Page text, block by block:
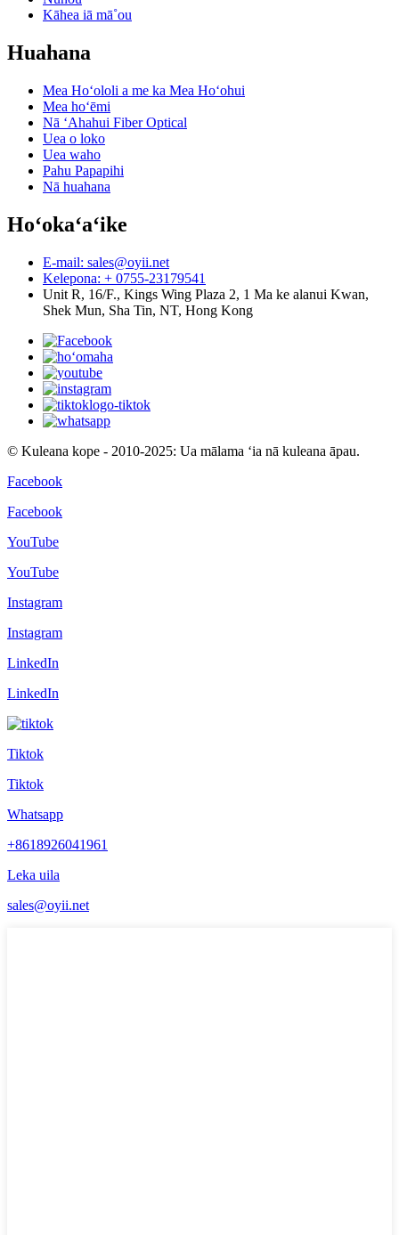
Kāhea iā mā˚ou
Huahana
Mea Hoʻololi a me ka Mea Hoʻohui
Mea hoʻēmi
Nā ʻAhahui Fiber Optical
Uea o loko
Uea waho
Pahu Papapihi
Nā huahana
Hoʻokaʻaʻike
E-mail: sales@oyii.net
Kelepona: + 0755-23179541
Unit R, 16/F., Kings Wing Plaza 2, 1 Ma ke alanui Kwan,
Shek Mun, Sha Tin, NT, Hong Kong
© Kuleana kope - 2010-2025: Ua mālama ʻia nā kuleana āpau.
Facebook
Facebook
YouTube
YouTube
Instagram
Instagram
LinkedIn
LinkedIn
Tiktok
Tiktok
Whatsapp
+8618926041961
Leka uila
sales@oyii.net